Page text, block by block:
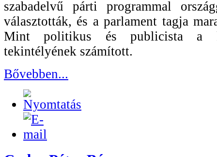
szabadelvű párti programmal
választották, és a parlament tagja
Mint politikus és publicista a
tekintélyének számított.
Bővebben...